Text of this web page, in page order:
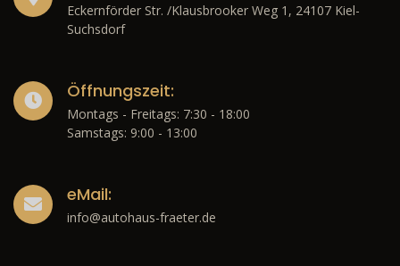
Eckernförder Str. /Klausbrooker Weg 1, 24107 Kiel-
Suchsdorf
Öffnungszeit:
Montags - Freitags: 7:30 - 18:00
Samstags: 9:00 - 13:00
eMail:
info@autohaus-fraeter.de